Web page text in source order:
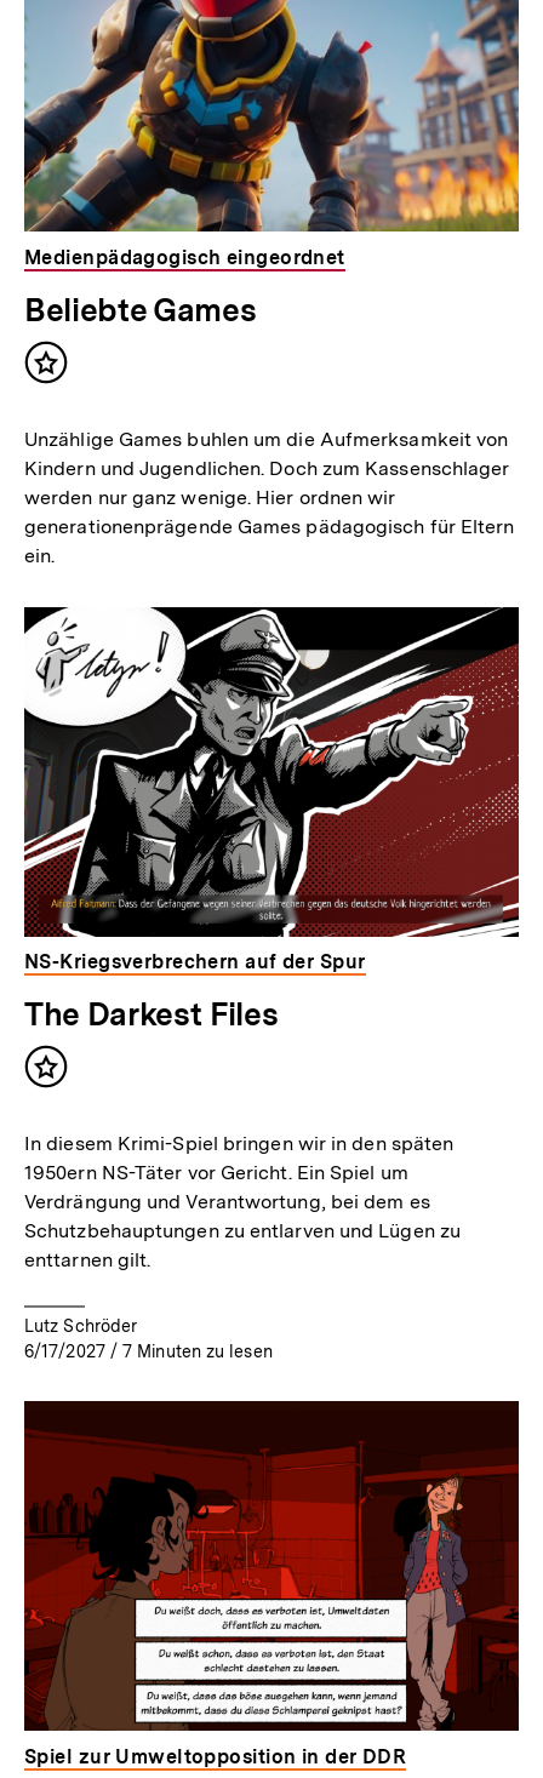
Medienpädagogisch eingeordnet
Beliebte Games
Inhalt
Unzählige Games buhlen um die Aufmerksamkeit von
Kindern und Jugendlichen. Doch zum Kassenschlager
werden nur ganz wenige. Hier ordnen wir
generationenprägende Games pädagogisch für Eltern
ein.
NS-Kriegsverbrechern auf der Spur
The Darkest Files
Inhalt
In diesem Krimi-Spiel bringen wir in den späten
1950ern NS-Täter vor Gericht. Ein Spiel um
Verdrängung und Verantwortung, bei dem es
Schutzbehauptungen zu entlarven und Lügen zu
enttarnen gilt.
Lutz Schröder
6/17/2027 / 7 Minuten zu lesen
Spiel zur Umweltopposition in der DDR